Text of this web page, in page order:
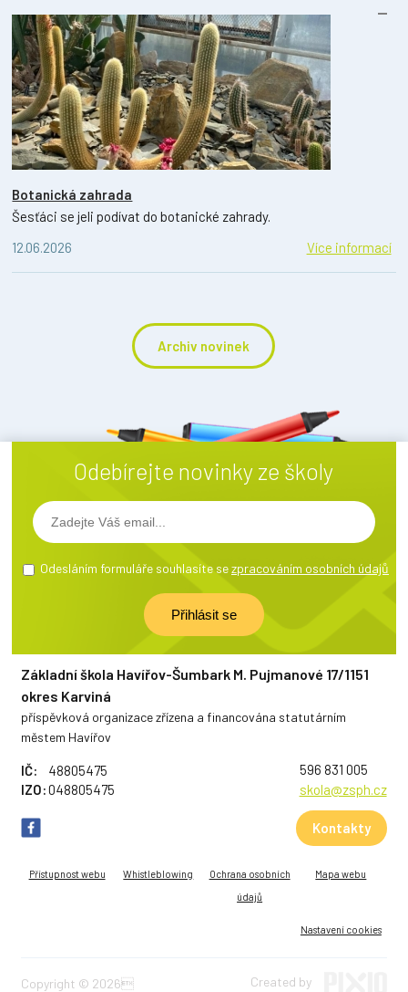
Botanická zahrada
Šesťáci se jeli podívat do botanické zahrady.
12.06.2026
Více informací
Archiv novinek
Odebírejte novinky ze školy
Odesláním formuláře souhlasíte sezpracováním osobních údajů
Základní škola Havířov-Šumbark M. Pujmanové 17/1151
okres Karviná
příspěvková organizace zřízena a financována statutárním
městem Havířov
IČ:
48805475
IZO:048805475
596 831 005
skola@zsph.cz
Kontakty
Přístupnost webu Whistleblowing
Ochrana osobních
údajů
Mapa webu
Nastavení cookies
Copyright © 2026 Created by